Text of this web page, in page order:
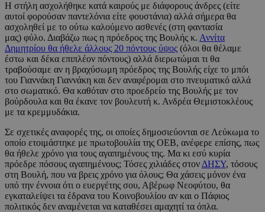
Η στήλη ασχολήθηκε κατά καιρούς με διάφορους άνδρες (είτε
αυτοί φορούσαν παντελόνια είτε φουστάνια) αλλά σήμερα θα
ασχοληθεί με το ούτω καλούμενο ασθενές (στη φαντασία
μας) φύλο. Διαβάζω πως η πρόεδρος της Βουλής κ. Αννίτα
Δημητρίου θα ήθελε άλλους 20 πόντους ύψος (όλοι θα θέλαμε
έστω και δέκα επιπλέον πόντους) αλλά διερωτώμαι τι θα
τραβούσαμε αν η βραχύσωμη πρόεδρος της Βουλής είχε το μπόι
του Γιαννάκη Γιαννάκη και δεν αναφέρομαι στο πνευματικό αλλά
στο σωματικό. Θα καθόταν στο προεδρείο της Βουλής με τον
βούρδουλα και θα έκανε τον βουλευτή κ. Ανδρέα Θεμιστοκλέους
με τα κρεμμυδάκια.
Σε σχετικές αναφορές της, οι οποίες δημοσιεύονται σε Λεύκωμα το
οποίο ετοιμάστηκε με πρωτοβουλία της ΟΕΒ, ανέφερε επίσης, πως
θα ήθελε χρόνο για τους αγαπημένους της. Μα κι εσύ κυρία
πρόεδρε πόσους αγαπημένους; Τόσες χιλιάδες στον ΔΗΣΥ, τόσους
στη Βουλή, που να βρεις χρόνο για όλους; Θα χάσεις μόνον ένα
υπό την έννοια ότι ο ευεργέτης σου, Αβέρωφ Νεοφύτου, θα
εγκαταλείψει τα έδρανα του Κοινοβουλίου αν και ο Πάφιος
πολιτικός δεν αναμένεται να καταθέσει αμαχητί τα όπλα.